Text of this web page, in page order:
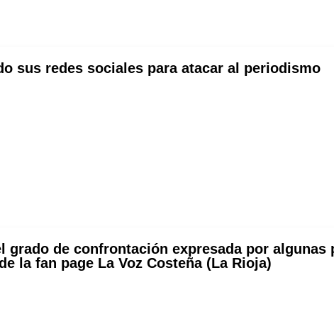
sus redes sociales para atacar al periodismo
grado de confrontación expresada por algunas
la fan page La Voz Costeña (La Rioja)